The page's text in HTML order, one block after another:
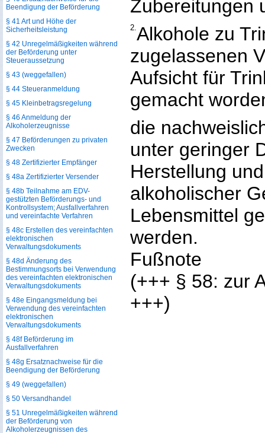
Zubereitungen
2.Alkohole zu
zugelassenen
Aufsicht für
gemacht
die
unter geringer
Herstellung
alkoholischer
Lebensmittel
werden.
Fußnote
(+++ § 58: zur
+++)
Beendigung der Beförderung
§ 41 Art und Höhe der
Sicherheitsleistung
§ 42 Unregelmäßigkeiten während
der Beförderung unter
Steueraussetzung
§ 43 (weggefallen)
§ 44 Steueranmeldung
§ 45 Kleinbetragsregelung
§ 46 Anmeldung der
Alkoholerzeugnisse
§ 47 Beförderungen zu privaten
Zwecken
§ 48 Zertifizierter Empfänger
§ 48a Zertifizierter Versender
§ 48b Teilnahme am EDV-
gestützten Beförderungs- und
Kontrollsystem; Ausfallverfahren
und vereinfachte Verfahren
§ 48c Erstellen des vereinfachten
elektronischen
Verwaltungsdokuments
§ 48d Änderung des
Bestimmungsorts bei Verwendung
des vereinfachten elektronischen
Verwaltungsdokuments
§ 48e Eingangsmeldung bei
Verwendung des vereinfachten
elektronischen
Verwaltungsdokuments
§ 48f Beförderung im
Ausfallverfahren
§ 48g Ersatznachweise für die
Beendigung der Beförderung
§ 49 (weggefallen)
§ 50 Versandhandel
§ 51 Unregelmäßigkeiten während
der Beförderung von
Alkoholerzeugnissen des